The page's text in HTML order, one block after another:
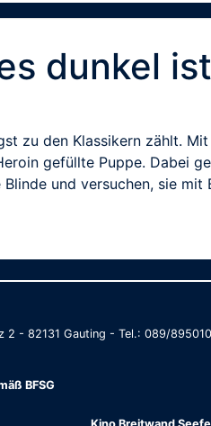
dunkel ist
zu den Klassikern zählt.
gefüllte Puppe. Dabei
und versuchen, sie
- 82131 Gauting - Tel.: 089/
BFSG